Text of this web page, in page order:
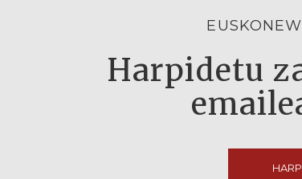
Harpidetu